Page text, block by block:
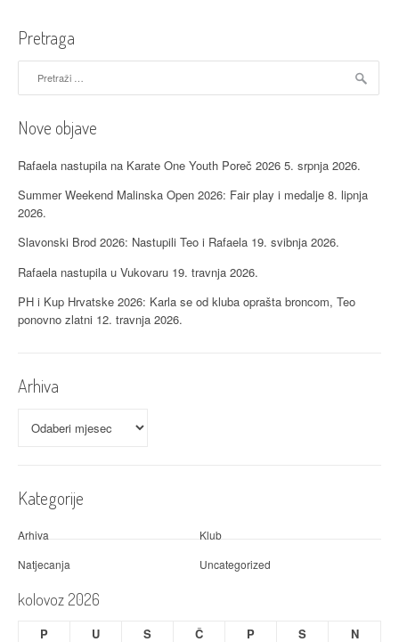
i
g
a
c
i
j
a
o
b
j
v
Pretraga
Nove objave
Rafaela nastupila na Karate One Youth Poreč 2026 5. srpnja 2026.
Summer Weekend Malinska Open 2026: Fair play i medalje 8. lipnja
2026.
Slavonski Brod 2026: Nastupili Teo i Rafaela 19. svibnja 2026.
Rafaela nastupila u Vukovaru 19. travnja 2026.
PH i Kup Hrvatske 2026: Karla se od kluba oprašta broncom, Teo
ponovno zlatni 12. travnja 2026.
Arhiva
Kategorije
Arhiva
Klub
Natjecanja
Uncategorized
kolovoz 2026
P U S Č P S N